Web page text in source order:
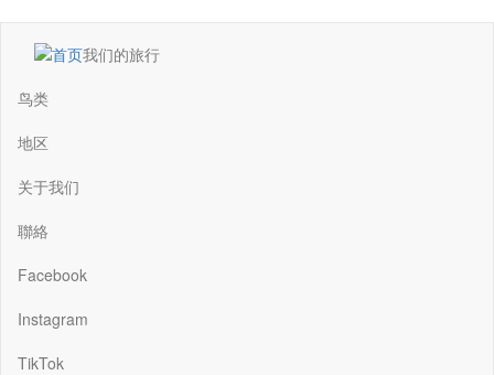
Main
navigation
我们的旅行
鸟类
地区
关于我们
聯絡
Facebook
Instagram
TikTok